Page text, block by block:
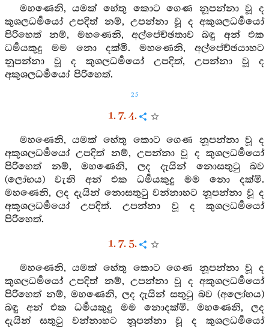
මහණෙනි, යමක් හේතු කොට ගෙණ නූපන්නා වූ ද
කුශලධර්‍මයෝ උපදිත් නම්, උපන්නා වූ ද අකුශලධර්‍මයෝ
පිරිහෙත් නම්, මහණෙනි, අල්පේච්ඡතාව බඳු අන් එක
ධර්‍මයකුදු මම නො දක්මි. මහණෙනි, අල්පේච්ඡයාහට
නූපන්නා වූ ද කුශලධර්‍මයෝ උපදිත්, උපන්නා වූ ද
අකුශලධර්‍මයෝ පිරිහෙත්.
25
1. 7. 4.
මහණෙනි, යමක් හේතු කොට ගෙණ නූපන්නා වූ ද
අකුශලධර්‍මයෝ උපදිත් නම්, උපන්නා වූ ද කුශලධර්‍මයෝ
පිරිහෙත් නම්, මහණෙනි, ලද දැයින් නොසතුටු බව
(ලෝභය) වැනි අන් එක ධර්‍මයකුදු මම නො දක්මි.
මහණෙනි, ලද දැයින් නොසතුටු වන්නාහට නූපන්නා වූ ද
අකුශලධර්‍මයෝ උපදිත්. උපන්නා වූ ද කුශලධර්‍මයෝ
පිරිහෙත්.
1. 7. 5.
මහණෙනි, යමක් හේතු කොට ගෙණ නූපන්නා වූ ද
කුශලධර්‍මයෝ උපදිත් නම්, උපන්නා වූ ද අකුශලධර්‍මයෝ
පිරිහෙත් නම්, මහණෙනි, ලද දැයින් සතුටු බව (අලෝභය)
බඳු අන් එක ධර්‍මයකුදු මම නොදක්මි. මහණෙනි, ලද
දැයින් සතුටු වන්නාහට නූපන්නා වූ ද කුශලධර්‍මයෝ